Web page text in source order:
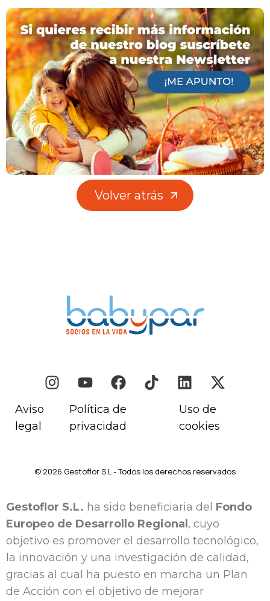
Volver atrás
Aviso
legal
Política de
privacidad
Uso de
cookies
© 2026 Gestoflor S.L - Todos los derechos reservados
Gestoflor S.L. ha sido beneficiaria del Fondo
Europeo de Desarrollo Regional , cuyo
objetivo es promover el desarrollo tecnológico,
la innovación y una investigación de calidad,
gracias al cual ha puesto en marcha un Plan
de Acción con el objetivo de mejorar